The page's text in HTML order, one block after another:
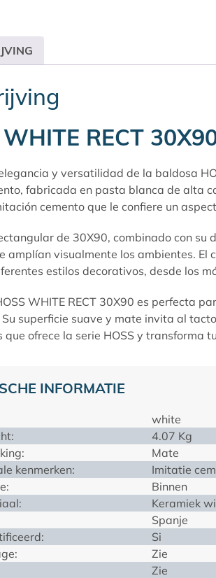
RECT
y versatilidad de la baldosa
fabricada en pasta blanca de alta
cemento que le confiere un
de 30X90, combinado con
amplían visualmente los ambientes.
estilos decorativos, desde los
WHITE RECT 30X90 es perfecta
superficie suave y mate invita al
que ofrece la serie HOSS y transforma
INFORMATIE
white
4.07 Kg
Mate
kenmerken:
Imitatie
Binnen
Keramiek
Spanje
Si
Zie
Zie